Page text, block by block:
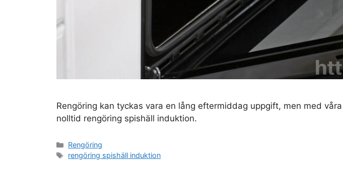
Rengöring kan tyckas vara en lång eftermiddag uppgift, men med
nolltid rengöring spishäll induktion.
Kategorier
Rengöring
Etiketter
rengöring spishäll induktion